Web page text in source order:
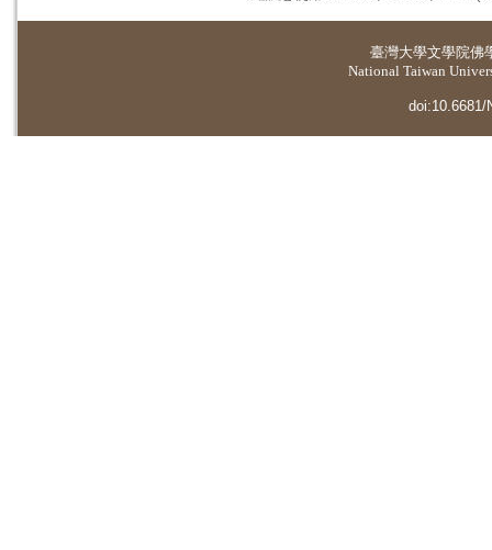
臺灣大學文學院佛
National Taiwan
doi:10.6681/